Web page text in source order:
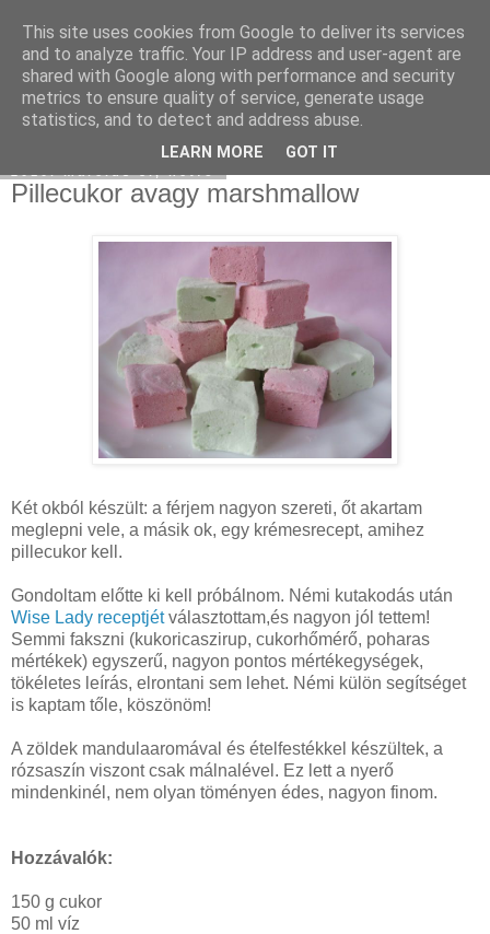
Moha Konyha
Pillecukor avagy marshmallow
Két okból készült: a férjem nagyon szereti, őt akartam
meglepni vele, a másik ok, egy krémesrecept, amihez
pillecukor kell.
Gondoltam előtte ki kell próbálnom. Némi kutakodás után
Wise Lady receptjétválasztottam,és nagyon jól tettem!
Semmi fakszni (kukoricaszirup, cukorhőmérő, poharas
mértékek) egyszerű, nagyon pontos mértékegységek,
tökéletes leírás, elrontani sem lehet. Némi külön segítséget
is kaptam tőle, köszönöm!
A zöldek mandulaaromával és ételfestékkel készültek, a
rózsaszín viszont csak málnalével. Ez lett a nyerő
mindenkinél, nem olyan töményen édes, nagyon finom.
Hozzávalók:
150 g cukor
50 ml víz
This site uses cookies from Google to deliver its services
and to analyze traffic. Your IP address and user-agent are
shared with Google along with performance and security
metrics to ensure quality of service, generate usage
statistics, and to detect and address abuse.
LEARN MORE GOT IT